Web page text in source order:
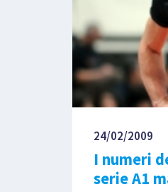
24/02/2009
I numeri
serie A1